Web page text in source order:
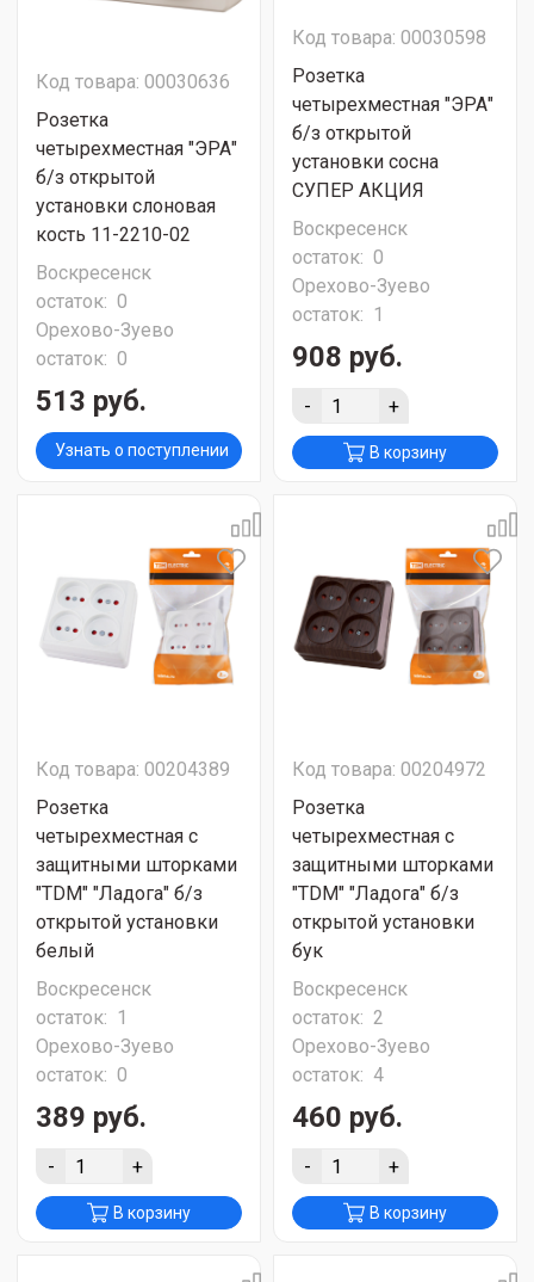
Код товара: 00030636
Розетка
четырехместная "ЭРА"
б/з открытой
установки слоновая
кость 11-2210-02
Воскресенск
остаток: 0
Орехово-Зуево
остаток: 0
513 руб.
Узнать о поступлении
Код товара: 00030598
Розетка
четырехместная "ЭРА"
б/з открытой
установки сосна
СУПЕР АКЦИЯ
Воскресенск
остаток: 0
Орехово-Зуево
остаток: 1
908 руб.
- +
В корзину
Код товара: 00204389
Розетка
четырехместная с
защитными шторками
"ТDМ" "Ладога" б/з
открытой установки
белый
Воскресенск
остаток: 1
Орехово-Зуево
остаток: 0
389 руб.
- +
В корзину
Код товара: 00204972
Розетка
четырехместная с
защитными шторками
"ТDМ" "Ладога" б/з
открытой установки
бук
Воскресенск
остаток: 2
Орехово-Зуево
остаток: 4
460 руб.
- +
В корзину